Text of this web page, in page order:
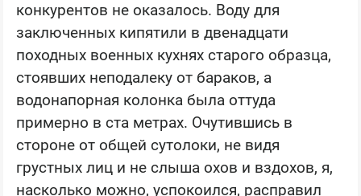
конкурентов не оказалось. Воду для
заключенных кипятили в двенадцати
походных военных кухнях старого образца,
стоявших неподалеку от бараков, а
водонапорная колонка была оттуда
примерно в ста метрах. Очутившись в
стороне от общей сутолоки, не видя
грустных лиц и не слыша охов и вздохов, я,
насколько можно, успокоился, расправил